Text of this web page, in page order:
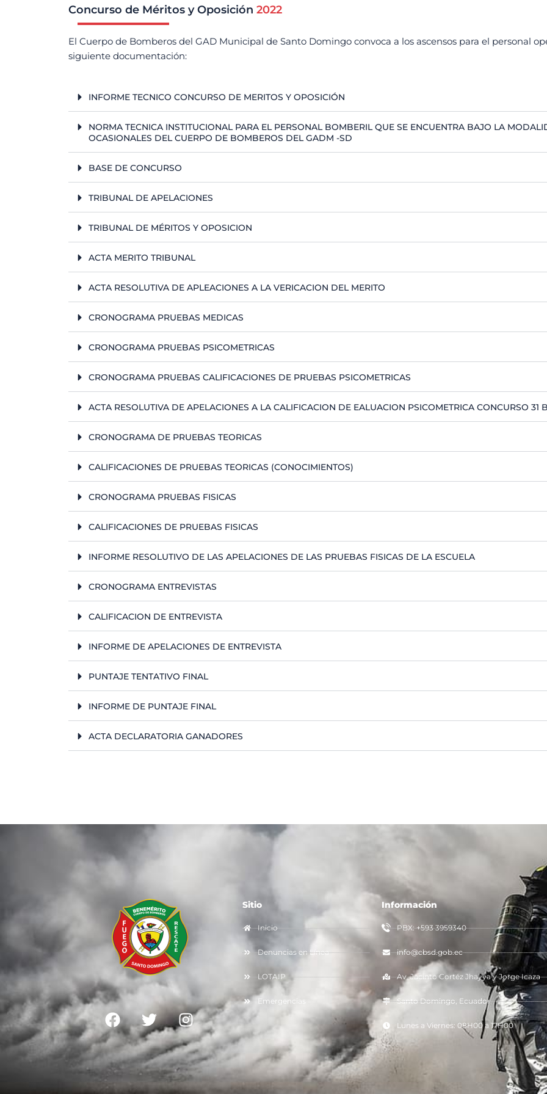
Concurso de Méritos y Oposición 2022
El Cuerpo de Bomberos del GAD Municipal de Santo Domingo convoca a los ascensos para el personal
siguiente documentación:
INFORME TECNICO CONCURSO DE MERITOS Y OPOSICIÓN
NORMA TECNICA INSTITUCIONAL PARA EL PERSONAL BOMBERIL QUE SE ENCUENTRA BAJO LA
OCASIONALES DEL CUERPO DE BOMBEROS DEL GADM -SD
BASE DE CONCURSO
TRIBUNAL DE APELACIONES
TRIBUNAL DE MÉRITOS Y OPOSICION
ACTA MERITO TRIBUNAL
ACTA RESOLUTIVA DE APLEACIONES A LA VERICACION DEL MERITO
CRONOGRAMA PRUEBAS MEDICAS
CRONOGRAMA PRUEBAS PSICOMETRICAS
CRONOGRAMA PRUEBAS CALIFICACIONES DE PRUEBAS PSICOMETRICAS
ACTA RESOLUTIVA DE APELACIONES A LA CALIFICACION DE EALUACION PSICOMETRICA CONCURSO 31
CRONOGRAMA DE PRUEBAS TEORICAS
CALIFICACIONES DE PRUEBAS TEORICAS (CONOCIMIENTOS)
CRONOGRAMA PRUEBAS FISICAS
CALIFICACIONES DE PRUEBAS FISICAS
INFORME RESOLUTIVO DE LAS APELACIONES DE LAS PRUEBAS FISICAS DE LA ESCUELA
CRONOGRAMA ENTREVISTAS
CALIFICACION DE ENTREVISTA
INFORME DE APELACIONES DE ENTREVISTA
PUNTAJE TENTATIVO FINAL
INFORME DE PUNTAJE FINAL
ACTA DECLARATORIA GANADORES
Sitio
Inicio
Denuncias en Línea
LOTAIP
Emergencias
Información
PBX: +593 3959340
info@cbsd.gob.ec
Av. Jacinto Cortéz Jhayya y Jorge Icaza
Santo Domingo, Ecuador
Lunes a Viernes: 08H00 a 17H00